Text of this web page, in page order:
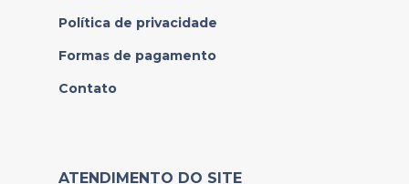
Política de privacidade
Formas de pagamento
Contato
ATENDIMENTO DO SITE